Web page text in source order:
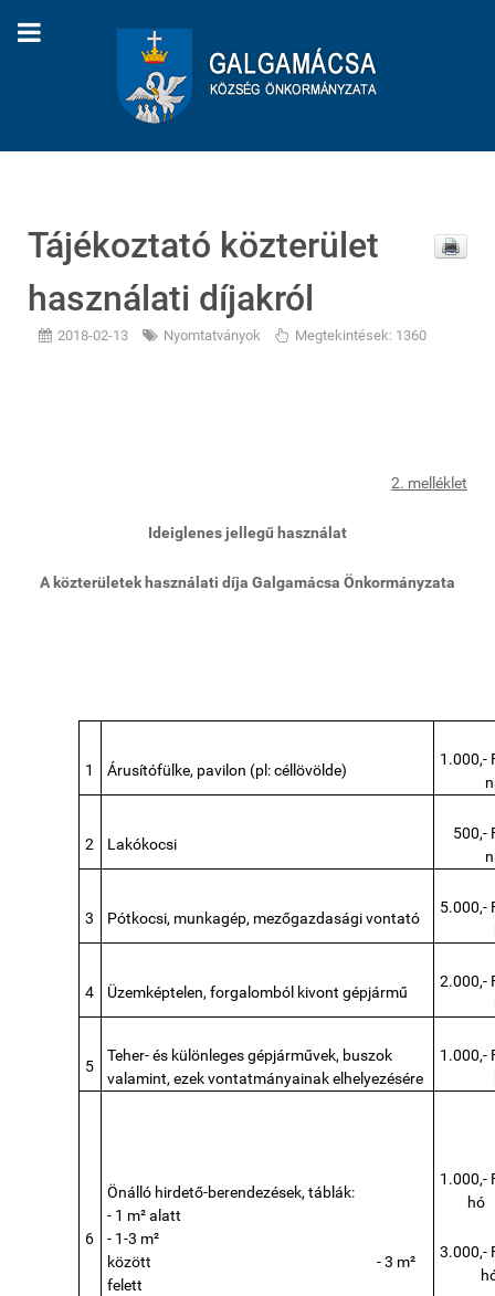
Tájékoztató közterület
használati díjakról
2018-02-13 Nyomtatványok Megtekintések: 1360
2. melléklet
Ideiglenes jellegű használat
A közterületek használati díja Galgamácsa Önkormányzata
1 Árusítófülke, pavilon (pl: céllövölde)
1.000,-
2 Lakókocsi
500,-
3 Pótkocsi, munkagép, mezőgazdasági vontató
5.000,-
4 Üzemképtelen, forgalomból kivont gépjármű
2.000,-
5
Teher- és különleges gépjárművek, buszok
valamint, ezek vontatmányainak elhelyezésére
1.000,-
6
Önálló hirdető-berendezések, táblák:
- 1 m² alatt
- 1-3 m²
között
- 3 m²
felett
1.000,-
hó
3.000,-